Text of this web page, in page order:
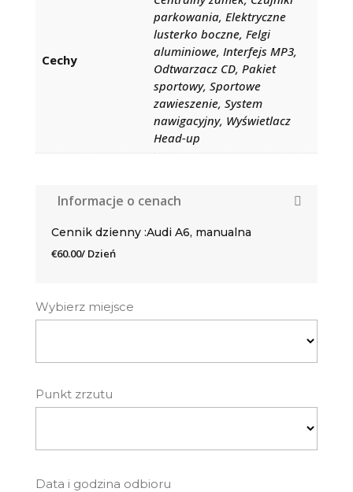
Cechy
parkowania, Elektryczne
lusterko boczne, Felgi
aluminiowe, Interfejs MP3,
Odtwarzacz CD, Pakiet
sportowy, Sportowe
zawieszenie, System
nawigacyjny, Wyświetlacz
Head-up
Informacje o cenach
Cennik dzienny :Audi A6, manualna
€60.00/ Dzień
Wybierz miejsce
Punkt zrzutu
Data i godzina odbioru